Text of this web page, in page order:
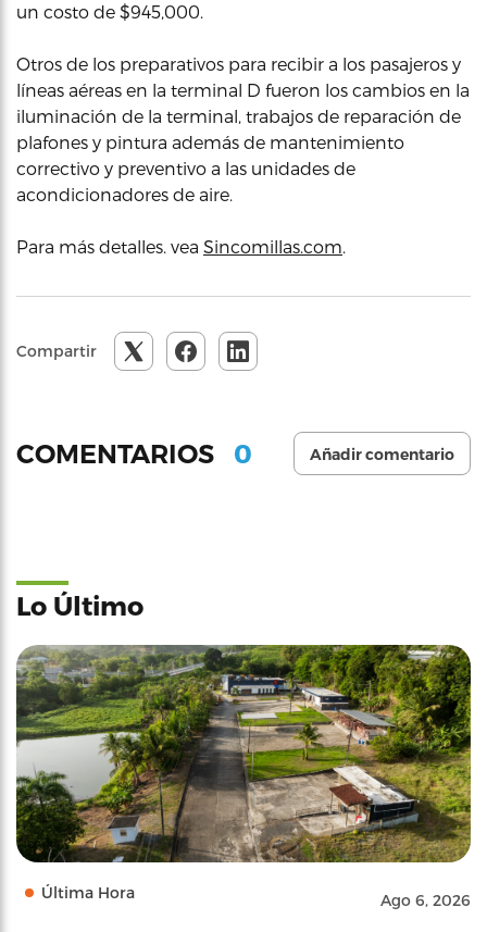
un costo de $945,000.
Otros de los preparativos para recibir a los pasajeros y
líneas aéreas en la terminal D fueron los cambios en la
iluminación de la terminal, trabajos de reparación de
plafones y pintura además de mantenimiento
correctivo y preventivo a las unidades de
acondicionadores de aire.
Para más detalles. vea Sincomillas.com.
Compartir
COMENTARIOS 0 Añadir comentario
Lo Último
Última Hora Ago 6, 2026